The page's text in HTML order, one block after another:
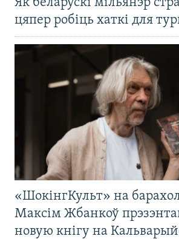
цяпер робіць хаткі для
«ШокінгКульт» на
Максім Жбанкоў
новую кнігу на